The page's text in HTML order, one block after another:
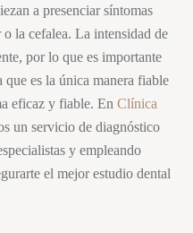
a presenciar síntomas
la cefalea. La intensidad de
por lo que es importante
es la única manera fiable
eficaz y fiable. En Clínica
un servicio de diagnóstico
y empleando
el mejor estudio dental